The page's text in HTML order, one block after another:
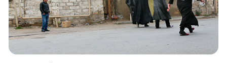
ЗАСТАВЛЯЕТ
КАВКАЗ ЗА ПАЛЕСТИНУ
ИНАКОМЫСЛИЕ В ЧЕЧНЕ
ПРЕСЛЕДОВАНИЕ АКТИВИСТОВ
Дагестан
Ингушетия
Кабардино-Балкария
Калмыкия